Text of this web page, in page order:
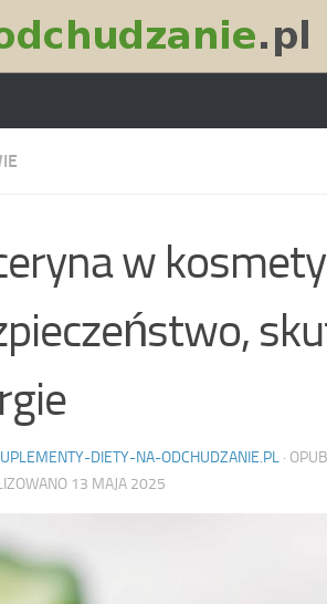
w
DIETY-NA-ODCHUDZANIE.PL ·
13 MAJA 2025